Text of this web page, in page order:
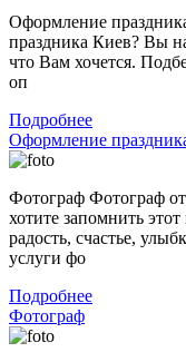
Оформление
праздника Киев? Вы
что Вам хочется.
оп
Подробнее
Оформление
Фотограф Фотограф
хотите запомнить
радость, счастье,
услуги фо
Подробнее
Фотограф